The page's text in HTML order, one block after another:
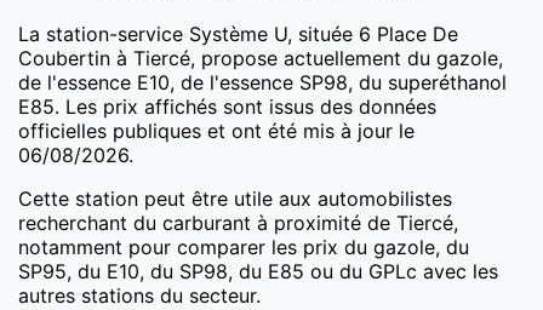
La station-service Système U, située 6 Place De
Coubertin à Tiercé, propose actuellement du gazole,
de l'essence E10, de l'essence SP98, du superéthanol
E85. Les prix affichés sont issus des données
officielles publiques et ont été mis à jour le
06/08/2026.
Cette station peut être utile aux automobilistes
recherchant du carburant à proximité de Tiercé,
notamment pour comparer les prix du gazole, du
SP95, du E10, du SP98, du E85 ou du GPLc avec les
autres stations du secteur.